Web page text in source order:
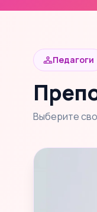
Педагоги
Выберите